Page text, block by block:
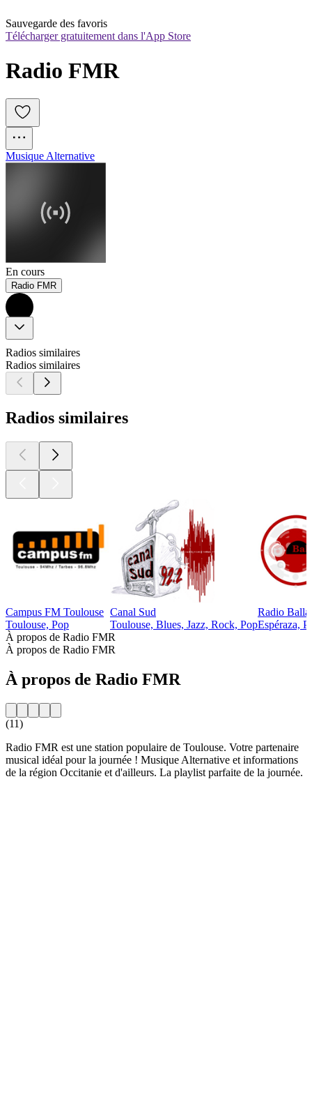
Sauvegarde des favoris
Télécharger gratuitement dans l'App Store
Radio FMR
Musique Alternative
En cours
Radio FMR
Radios similaires
Radios similaires
Radios similaires
Campus FM Toulouse
Toulouse, Pop
Canal Sud
Toulouse, Blues, Jazz, Rock, Pop
Radio
Espéraza,
À propos de Radio FMR
À propos de Radio FMR
À propos de Radio FMR
(11)
Radio FMR est une station populaire de Toulouse. Votre partenaire
musical idéal pour la journée ! Musique Alternative et informations
de la région Occitanie et d'ailleurs. La playlist parfaite de la journée.